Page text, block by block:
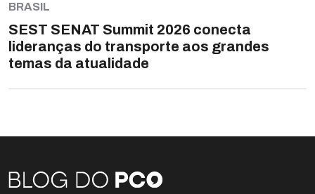
BRASIL
SEST SENAT Summit 2026 conecta
lideranças do transporte aos grandes
temas da atualidade